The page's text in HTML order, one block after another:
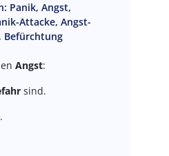
Panik, Angst,
Attacke, Angst-
Befürchtung
Angst:
sind.
.